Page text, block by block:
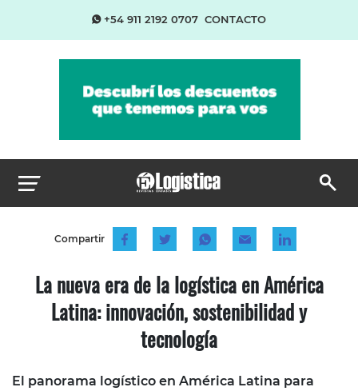
+54 911 2192 0707 CONTACTO
Compartir
La nueva era de la logística en América
Latina: innovación, sostenibilidad y
tecnología
El panorama logístico en América Latina para